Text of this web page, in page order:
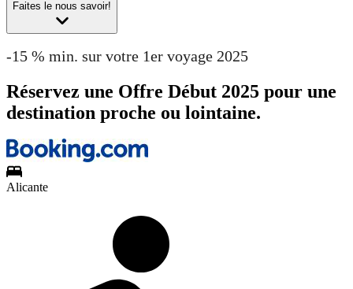
Faites le nous savoir!
-15 % min. sur votre 1er voyage 2025
Réservez une Offre Début 2025 pour une
destination proche ou lointaine.
Alicante